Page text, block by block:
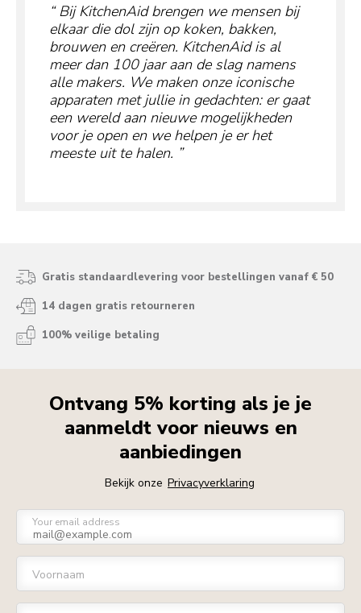
Bij KitchenAid brengen we mensen bij
elkaar die dol zijn op koken, bakken,
brouwen en creëren. KitchenAid is al
meer dan 100 jaar aan de slag namens
alle makers. We maken onze iconische
apparaten met jullie in gedachten: er gaat
een wereld aan nieuwe mogelijkheden
voor je open en we helpen je er het
meeste uit te halen.
Gratis standaardlevering voor bestellingen vanaf € 50
14 dagen gratis retourneren
100% veilige betaling
Ontvang 5% korting als je je
aanmeldt voor nieuws en
aanbiedingen
Bekijk onze Privacyverklaring
Your email address
Voornaam